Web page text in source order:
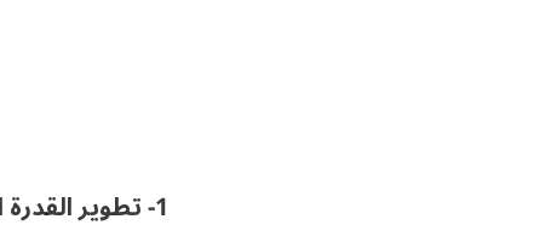
1- تطوير